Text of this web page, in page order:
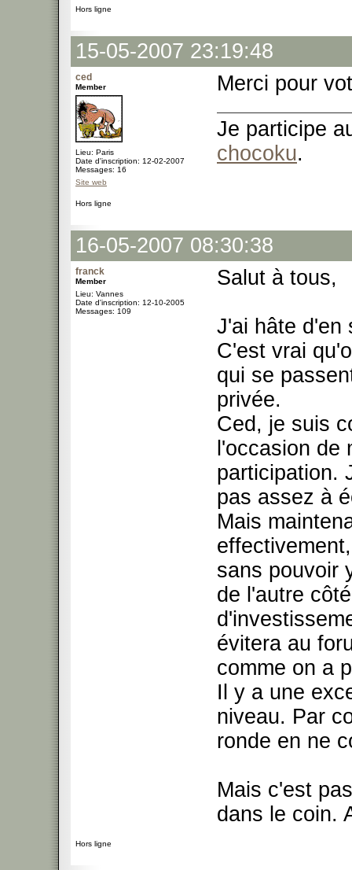
Hors ligne
15-05-2007 23:19:48
ced
Member
Lieu: Paris
Date d'inscription: 12-02-2007
Messages: 16
Site web
Merci pour
Je participe
chocoku.
Hors ligne
16-05-2007 08:30:38
franck
Member
Lieu: Vannes
Date d'inscription: 12-10-2005
Messages: 109
Salut à tous,
J'ai hâte d'en
C'est vrai
qui se
privée.
Ced, je suis
l'occasion de
participation.
pas assez à
Mais
sans pouvoir
de l'autre
évitera au
comme on a
Il y a une
niveau. Par
ronde en ne
Mais c'est
dans le coin.
Hors ligne